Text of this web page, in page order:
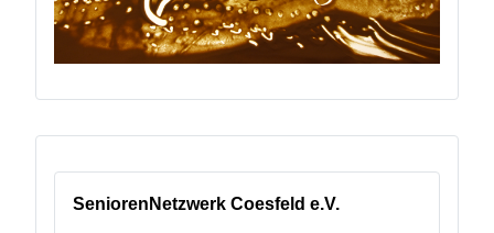
SeniorenNetzwerk Coesfeld e.V.